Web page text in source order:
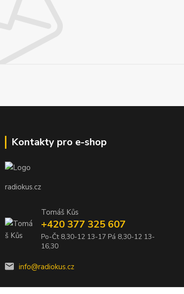
Kontakty pro e-shop
radiokus.cz
Tomáš Kůs
+420 377 325 607
Po-Čt 8,30-12 13-17 Pá 8,30-12 13-
16,30
info@radiokus.cz